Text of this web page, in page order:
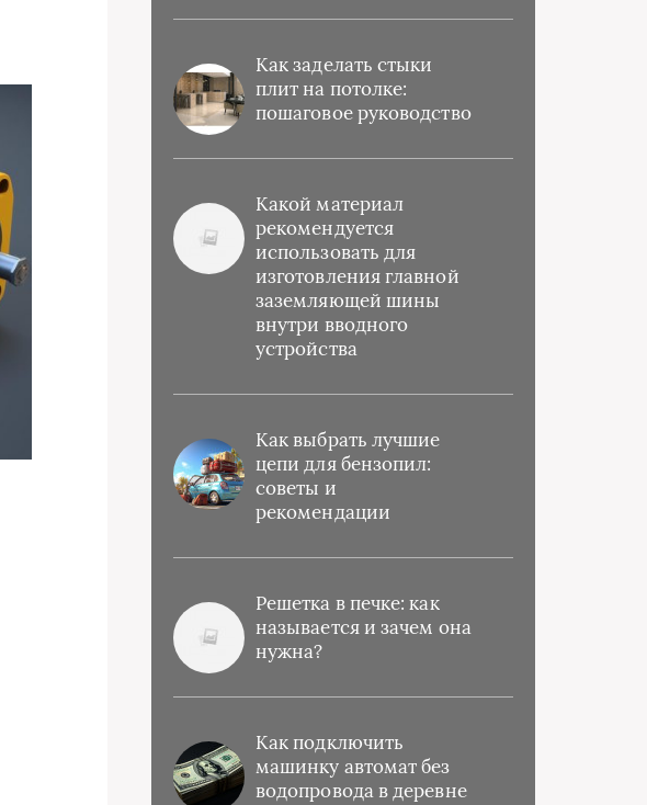
Как заделать стыки
плит на потолке:
пошаговое руководство
Какой материал
рекомендуется
использовать для
изготовления главной
заземляющей шины
внутри вводного
устройства
Как выбрать лучшие
цепи для бензопил:
советы и
рекомендации
Решетка в печке: как
называется и зачем она
нужна?
Как подключить
машинку автомат без
водопровода в деревне